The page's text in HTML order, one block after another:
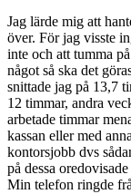
Jag lärde mig att
över. För jag visste
inte och att tumma
något så ska det
snittade jag på 13,7
12 timmar, andra
arbetade timmar
kassan eller med
kontorsjobb dvs
på dessa
Min telefon ringde